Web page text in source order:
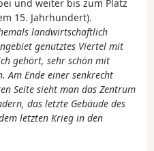
und weiter bis zum Platz
15. Jahrhundert).
landwirtschaftlich
genutztes Viertel mit
gehört, sehr schön mit
Am Ende einer senkrecht
Seite sieht man das Zentrum
das letzte Gebäude des
letzten Krieg in den